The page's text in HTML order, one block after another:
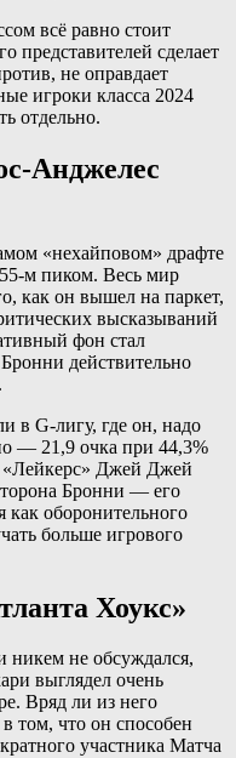
всё равно стоит
представителей сделает
не оправдает
игроки класса 2024
отдельно.
Анджелес
«нехайповом» драфте
м пиком. Весь мир
как он вышел на паркет,
высказываний
фон стал
действительно
в G-лигу, где он, надо
— 21,9 очка при 44,3%
«Лейкерс» Джей Джей
Бронни — его
как оборонительного
больше игрового
Хоукс»
никем не обсуждался,
выглядел очень
Вряд ли из него
том, что он способен
участника Матча